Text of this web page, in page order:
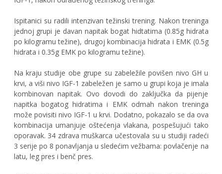
Ispitanici su radili intenzivan težinski trening. Nakon treninga
jednoj grupi je davan napitak bogat hidtatima (0.85g hidrata
po kilogramu težine), drugoj kombinacija hidrata i EMK (0.5g
hidrata i 0.35g EMK po kilogramu težine).
Na kraju studije obe grupe su zabeležile povišen nivo GH u
krvi, a viši nivo IGF-1 zabeležen je samo u grupi koja je imala
kombinovan napitak. Ovo dovodi do zaključka da pijenje
napitka bogatog hidratima i EMK odmah nakon treninga
može povisiti nivo IGF-1 u krvi. Dodatno, pokazalo se da ova
kombinacija umanjuje oštećenja vlakana, pospešujući tako
oporavak. 34 zdrava muškarca učestovala su u studiji radeći
3 serije po 8 ponavljanja u sledećim vežbama: povlačenje na
latu, leg pres i benč pres.